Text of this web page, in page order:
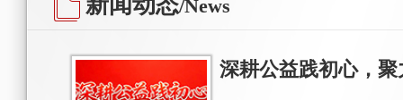
/News
深耕公益践初心，